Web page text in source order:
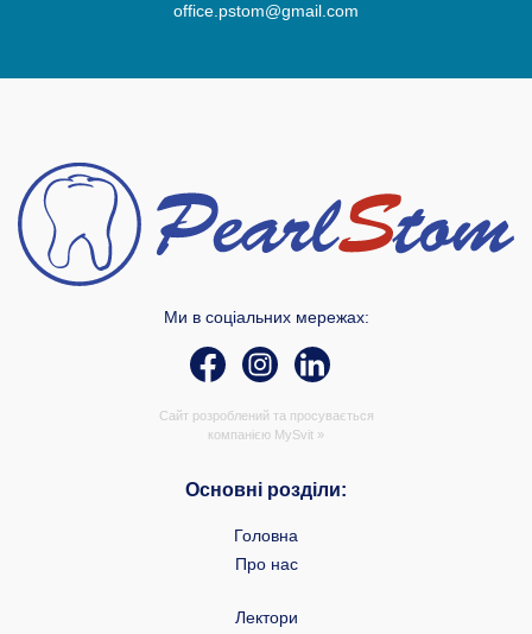
office.pstom@gmail.com
Ми в соціальних мережах:
Сайт розроблений та просувається
компанією MySvit »
Основні розділи:
Головна
Про нас
Лектори